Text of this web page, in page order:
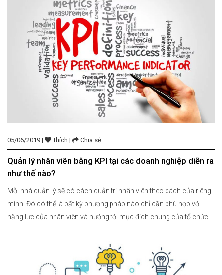
05/06/2019 | Thích | Chia sẻ
Quản lý nhân viên bằng KPI tại các doanh nghiệp diễn ra
như thế nào?
Mỗi nhà quản lý sẽ có cách quản trị nhân viên theo cách của riêng
mình. Đó có thể là bất kỳ phương pháp nào chỉ cần phù hợp với
năng lực của nhân viên và hướng tới mục đích chung của tổ chức.